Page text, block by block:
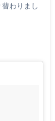
わりまし